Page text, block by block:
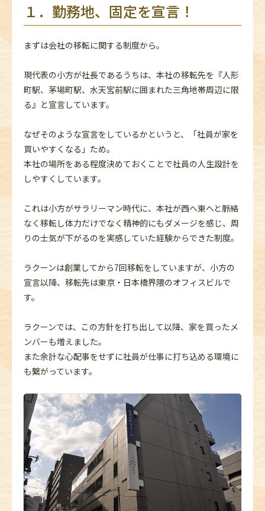
１．勤務地、固定を宣言！
まずは会社の移転に関する制度から。
現代表の小方が社長であるうちは、本社の移転先を『人形
町駅、茅場町駅、水天宮前駅に囲まれた三角地帯周辺に限
る』と宣言しています。
なぜそのような宣言をしているかというと、「社員が家を
買いやすくなる」ため。
本社の場所をある程度決めておくことで社員の人生設計を
しやすくしています。
これは小方がサラリーマン時代に、本社が西へ東へと脈絡
なく移転し体力だけでなく精神的にもダメージを感じ、周
りの士気が下がるのを実感していた経験からできた制度。
ラクーンは創業してから7回移転をしていますが、小方の
宣言以降、移転先は東京・日本橋界隈のオフィスビルで
す。
ラクーンでは、この方針を打ち出して以降、家を買ったメ
ンバーも増えました。
また余計な心配事をせずに社員が仕事に打ち込める環境に
も繋がっています。